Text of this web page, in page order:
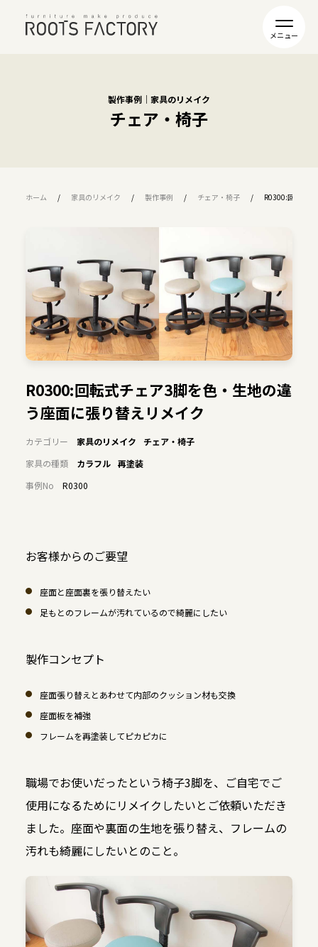
製作事例｜家具のリメイク
チェア・椅子
ホーム 家具のリメイク 製作事例 チェア・椅子 R0300:回転式
R0300:回転式チェア3脚を色・生地の違
う座面に張り替えリメイク
カテゴリー 家具のリメイク
チェア・椅子
家具の種類
カラフル 再塗装
事例No
R0300
お客様からのご要望
座面と座面裏を張り替えたい
足もとのフレームが汚れているので綺麗にしたい
製作コンセプト
座面張り替えとあわせて内部のクッション材も交換
座面板を補強
フレームを再塗装してピカピカに
職場でお使いだったという椅子3脚を、ご自宅でご
使用になるためにリメイクしたいとご依頼いただき
ました。座面や裏面の生地を張り替え、フレームの
汚れも綺麗にしたいとのこと。